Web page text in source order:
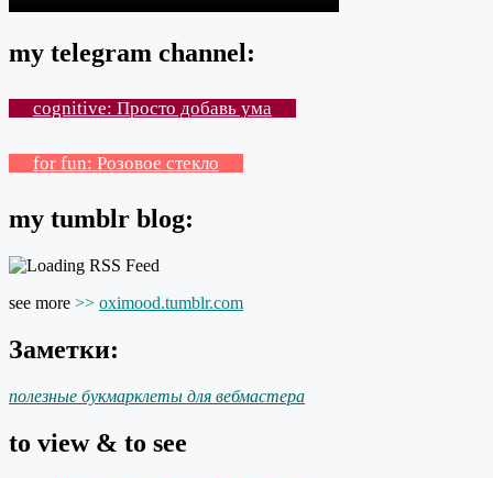
my telegram channel:
cognitive: Просто добавь ума
for fun: Розовое стекло
my tumblr blog:
see more >> oximood.tumblr.com
Заметки:
полезные букмарклеты для вебмастера
to view & to see